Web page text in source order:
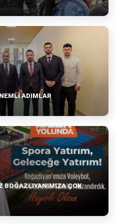
ADIMLAR
BOĞAZLIYANIMIZA ÇOK